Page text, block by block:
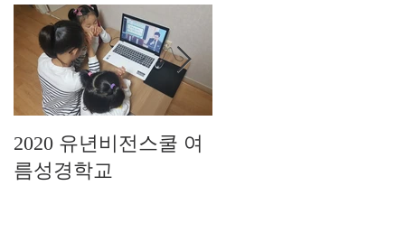
2020 유년비전스쿨 여
름성경학교